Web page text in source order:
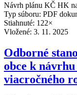
Návrh plánu KČ HK
Typ súboru: PDF
Stiahnuté: 122×
Vložené: 3. 11. 2025
Odborné
obce k
viacročného